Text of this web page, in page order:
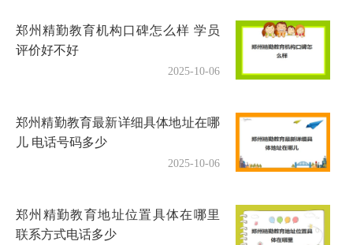
郑州精勤教育机构口碑怎么样 学员
评价好不好
2025-10-06
郑州精勤教育最新详细具体地址在哪
儿 电话号码多少
2025-10-06
郑州精勤教育地址位置具体在哪里
联系方式电话多少